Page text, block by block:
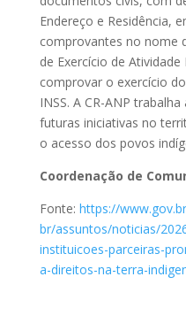
Endereço e Residência,
comprovantes no nome
de Exercício de
comprovar o exercício
INSS. A CR-ANP
futuras iniciativas no
o acesso dos povos
Coordenação de
Fonte: https://
br/assuntos/noticias/
instituicoes-parceiras-
a-direitos-na-terra-